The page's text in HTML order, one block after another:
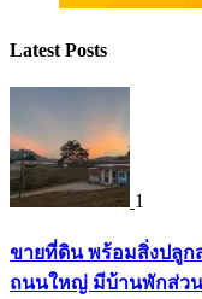
Latest Posts
1
ขายที่ดิน พร้อมสิ่งปลูกส
ถนนใหญ่ มีบ้านพักส่วน